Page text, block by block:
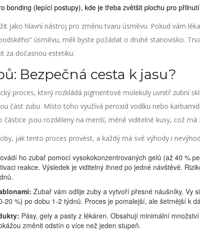
bonding (lepící postupy), kde je třeba zvětšit plochu pro
jako hlavní nástroj pro změnu tvaru úsměvu. Pokud vám
úsměvu, měli byste požádat o druhé stanovisko.
za dočasnou estetiku.
Bezpečná cesta k jasu?
proces, který rozkládá pigmentové molekuly uvnitř zubní
část zubu. Místo toho využívá peroxid vodíku nebo
částice jsou rozděleny na menší, méně viditelné kusy, což má
jak tento proces provést, a každý má své výhody i
ho zubař pomocí vysokokonzentrovaných gelů (až 40 %
reakce. Výsledek je viditelný ihned po jedné návštěvě.
Zubař vám odlije zuby a vytvoří přesné náušníky. Vy
20 %) po dobu 1-2 týdnů. Proces je pomalejší, ale šetrnější k
Pásy, gely a pasty z lékáren. Obsahují minimální
změnit odstín o více než jeden stupeň.